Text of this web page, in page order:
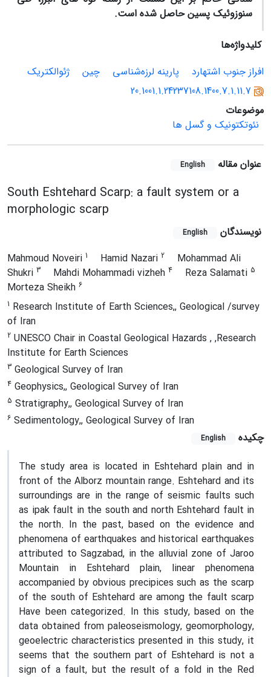
سنوزوئیک پسین حاصل شده است.
کلیدواژه‌ها
افراز جنوب اشتهارد
پارینه لرزه‌شناسی چین
ژئوالکتریک
20.1001.1.24237108.1400.7.1.11.7
موضوعات
نئوتکتونیک و گسل ها
عنوان مقاله English
South Eshtehard Scarp: a fault system or a
morphologic scarp
نویسندگان English
Mahmoud Noveiri 1 Hamid Nazari 2
Mohammad Ali
Shukri 3 Mahdi Mohammadi vizheh 4 Reza Salamati 5
Morteza Sheikh 6
1 Research Institute of Earth Sciences,, Geological /survey
of Iran
2 UNESCO Chair in Coastal Geological Hazards , ,Research
Institute for Earth Sciences
3 Geological Survey of Iran
4 Geophysics,, Geological Survey of Iran
5 Stratigraphy,, Geological Survey of Iran
6 Sedimentology,, Geological Survey of Iran
چکیده
English
The study area is located in Eshtehard plain and in
front of the Alborz mountain range. Eshtehard and its
surroundings are in the range of seismic faults such
as ipak fault in the south and north Eshtehard fault in
the north. In the past, based on the evidence and
phenomena of earthquakes and historical earthquakes
attributed to Sagzabad, in the alluvial zone of Jaroo
Mountain in Eshtehard plain, linear phenomena
accompanied by obvious precipices such as the scarp
of the south of Eshtehard are among the fault scarp
Have been categorized. In this study, based on the
data obtained from paleoseismology, geomorphology,
geoelectric characteristics presented in this study, it
seems that the southern part of Eshtehard is not a
sign of a fault, but the result of a fold in the Red